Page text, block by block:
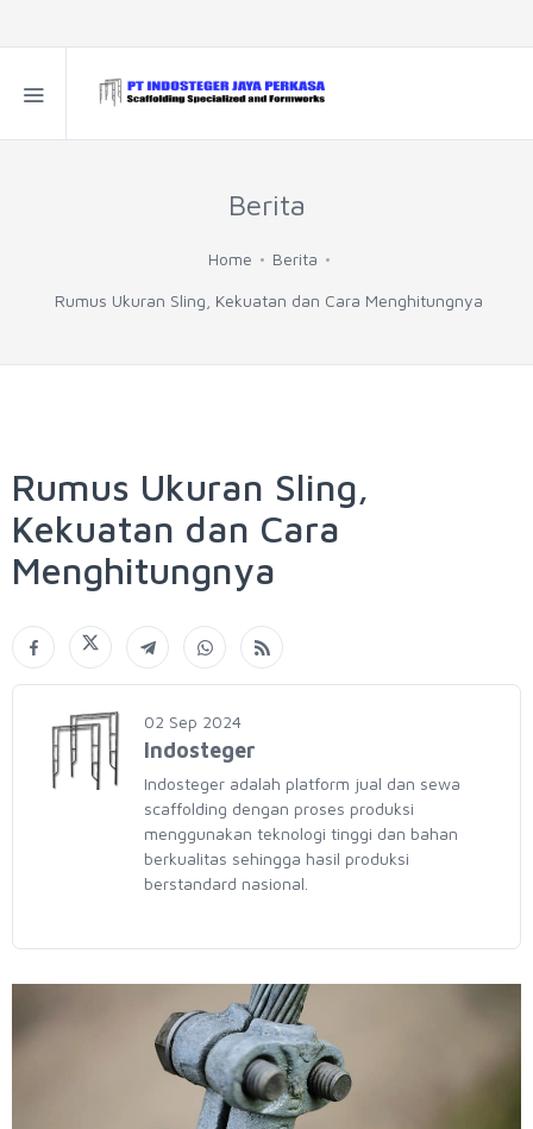
Berita
Home Berita
Rumus Ukuran Sling, Kekuatan dan Cara Menghitungnya
Rumus Ukuran Sling,
Kekuatan dan Cara
Menghitungnya
02 Sep 2024
Indosteger
Indosteger adalah platform jual dan sewa
scaffolding dengan proses produksi
menggunakan teknologi tinggi dan bahan
berkualitas sehingga hasil produksi
berstandard nasional.